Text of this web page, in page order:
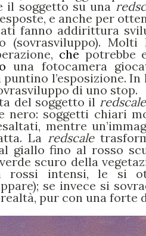
il soggetto su una
e anche per
fanno addirittura
(sovrasviluppo).
che potrebbe
una fotocamera
l’esposizione.
di uno stop.
del soggetto il redscale
nero: soggetti chiari
mentre
La redscale
giallo fino al rosso
scuro della
rossi intensi, le si
se invece si
pur con una forte